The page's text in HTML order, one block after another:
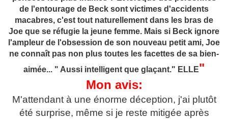
de l'entourage de Beck sont victimes d'accidents
macabres, c'est tout naturellement dans les bras de
Joe que se réfugie la jeune femme. Mais si Beck ignore
l'ampleur de l'obsession de son nouveau petit ami, Joe
ne connaît pas non plus toutes les facettes de sa bien-
aimée... " Aussi intelligent que glaçant." ELLE"
Mon avis:
M'attendant à une énorme déception, j'ai plutôt
été surprise, même si je reste mitigée après